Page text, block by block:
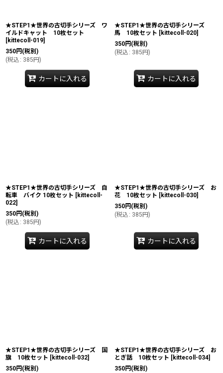
★STEP1★世界の古切手シリーズ ワ
イルドキャット 10枚セット
[kittecoll-019]
350円 (税別)
(税込 : 385円)
カートに入れる
★STEP1★世界の古切手シリーズ
馬 10枚セット [kittecoll-020]
350円 (税別)
(税込 : 385円)
カートに入れる
★STEP1★世界の古切手シリーズ 自
転車 バイク 10枚セット [kittecoll-
022]
350円 (税別)
(税込 : 385円)
カートに入れる
★STEP1★世界の古切手シリーズ お
花 10枚セット [kittecoll-030]
350円 (税別)
(税込 : 385円)
カートに入れる
★STEP1★世界の古切手シリーズ 国
旗 10枚セット [kittecoll-032]
350円 (税別)
★STEP1★世界の古切手シリーズ お
とぎ話 10枚セット [kittecoll-034]
350円 (税別)